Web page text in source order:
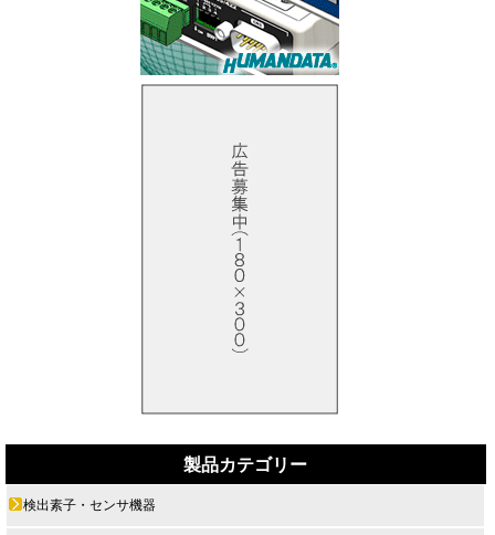
製品カテゴリー
検出素子・センサ機器